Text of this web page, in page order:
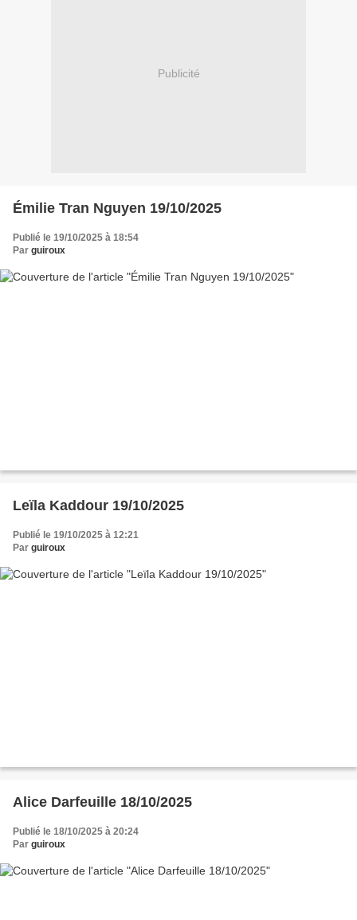
Publicité
Émilie Tran Nguyen 19/10/2025
Publié le 19/10/2025 à 18:54
Par guiroux
Leïla Kaddour 19/10/2025
Publié le 19/10/2025 à 12:21
Par guiroux
Alice Darfeuille 18/10/2025
Publié le 18/10/2025 à 20:24
Par guiroux